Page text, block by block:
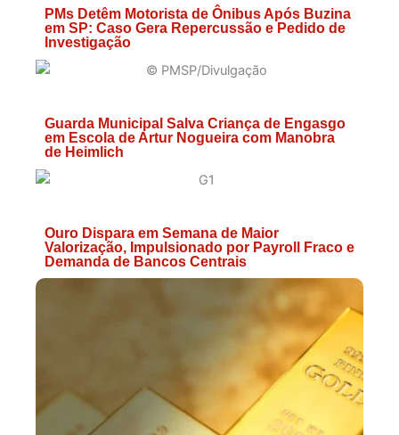
PMs Detêm Motorista de Ônibus Após Buzina
em SP: Caso Gera Repercussão e Pedido de
Investigação
Guarda Municipal Salva Criança de Engasgo
em Escola de Artur Nogueira com Manobra
de Heimlich
Ouro Dispara em Semana de Maior
Valorização, Impulsionado por Payroll Fraco e
Demanda de Bancos Centrais